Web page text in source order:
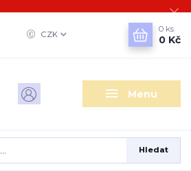
Menu
CZK
Hledat
0 ks
0 Kč